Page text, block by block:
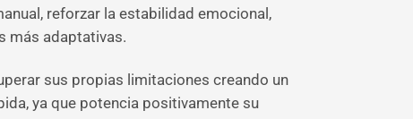
reforzar la estabilidad emocional,
más adaptativas.
sus propias limitaciones creando un
ya que potencia positivamente su